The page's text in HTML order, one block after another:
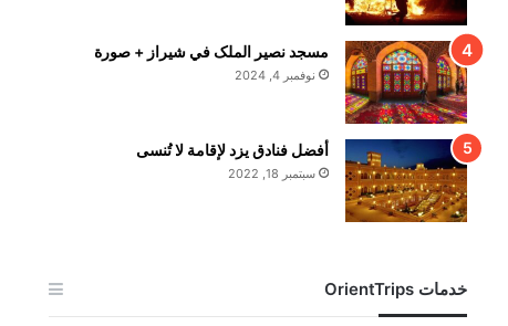
مسجد نصير الملک في شيراز + صورة
نوفمبر 4, 2024
أفضل فنادق يزد لإقامة لا تُنسى
سبتمبر 18, 2022
خدمات OrientTrips